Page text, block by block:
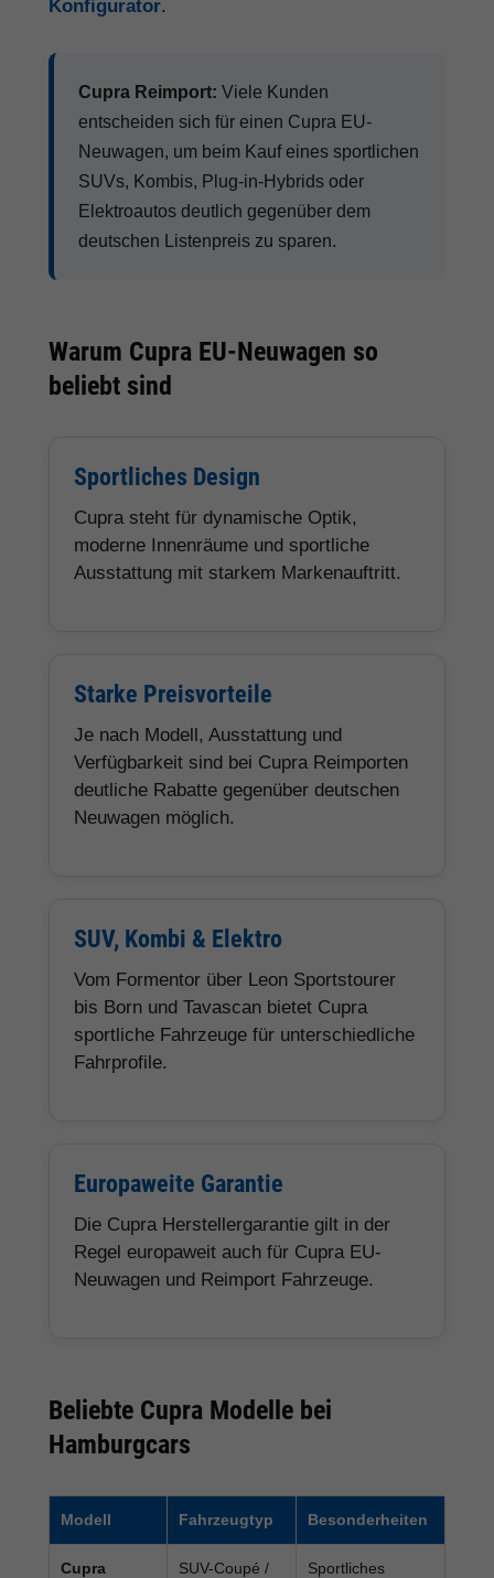
Konfigurator.
Cupra Reimport: Viele Kunden
entscheiden sich für einen Cupra EU-
Neuwagen, um beim Kauf eines sportlichen
SUVs, Kombis, Plug-in-Hybrids oder
Elektroautos deutlich gegenüber dem
deutschen Listenpreis zu sparen.
Warum Cupra EU-Neuwagen so
beliebt sind
Sportliches Design
Cupra steht für dynamische Optik,
moderne Innenräume und sportliche
Ausstattung mit starkem Markenauftritt.
Starke Preisvorteile
Je nach Modell, Ausstattung und
Verfügbarkeit sind bei Cupra Reimporten
deutliche Rabatte gegenüber deutschen
Neuwagen möglich.
SUV, Kombi & Elektro
Vom Formentor über Leon Sportstourer
bis Born und Tavascan bietet Cupra
sportliche Fahrzeuge für unterschiedliche
Fahrprofile.
Europaweite Garantie
Die Cupra Herstellergarantie gilt in der
Regel europaweit auch für Cupra EU-
Neuwagen und Reimport Fahrzeuge.
Beliebte Cupra Modelle bei
Hamburgcars
Modell Fahrzeugtyp Besonderheiten
Cupra
SUV-Coupé /
Sportliches